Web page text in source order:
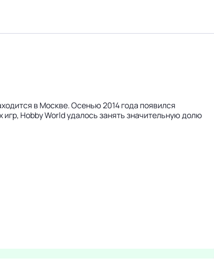
в Москве. Осенью 2014 года появился
Hobby World удалось занять значительную долю